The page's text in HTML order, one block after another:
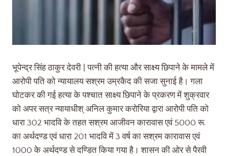
भूपेन्द्र सिंह ठाकुर देवरी | पत्नी की हत्या और साक्ष्य छिपाने के मामले में
आरोपी पति को न्यायालय सश्रम उम्रकैद की सजा सुनाई है। गला
घोटकर की गई हत्या के पश्चात साक्ष्य छिपाने के प्रकरण में शुक्रवार
को अपर सत्र न्यायाधीश् अनिल कुमार करोरिया द्वारा आरोपी पति को
धारा 302 भादवि के तहत सश्रम आजीवन कारावास एवं 5000 रू.
का अर्थदण्ड एवं धारा 201 भादवि में 3 वर्ष का सश्रम कारावास एवं
1000 के अर्थदण्ड से दण्डित किया गया है। शासन की ओर से पैरवी